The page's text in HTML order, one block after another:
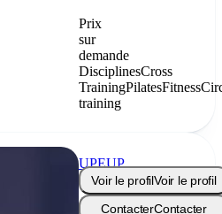
Prix
sur
demande
DisciplinesCross
TrainingPilatesFitness
training
UPEUP
Voir le profilVoir le profil
ContacterContacter